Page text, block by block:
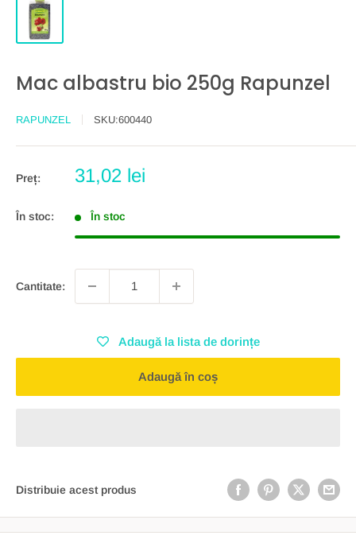
Mac albastru bio 250g Rapunzel
RAPUNZEL SKU:600440
Preț:
Preț
31,02 lei
În stoc: În stoc
Cantitate:
Adaugă la lista de dorințe
Adaugă în coș
Distribuie acest produs